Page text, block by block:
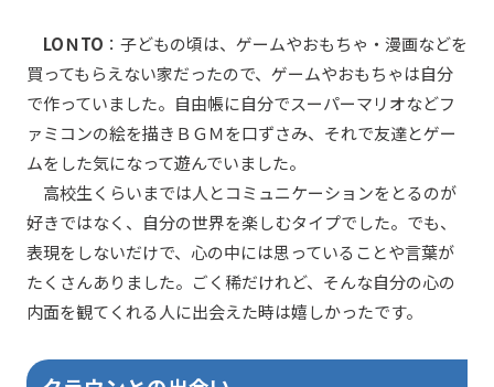
LOＮTO ：子どもの頃は、ゲームやおもちゃ・漫画などを
買ってもらえない家だったので、ゲームやおもちゃは自分
で作っていました。自由帳に自分でスーパーマリオなどフ
ァミコンの絵を描きＢＧＭを口ずさみ、それで友達とゲー
ムをした気になって遊んでいました。
高校生くらいまでは人とコミュニケーションをとるのが
好きではなく、自分の世界を楽しむタイプでした。でも、
表現をしないだけで、心の中には思っていることや言葉が
たくさんありました。ごく稀だけれど、そんな自分の心の
内面を観てくれる人に出会えた時は嬉しかったです。